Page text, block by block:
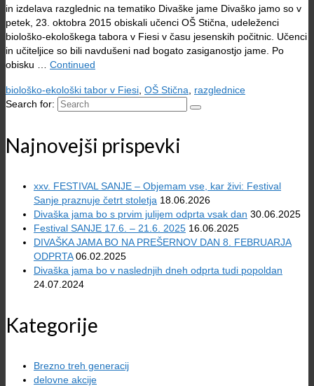
in izdelava razglednic na tematiko Divaške jame Divaško jamo so v
petek, 23. oktobra 2015 obiskali učenci OŠ Stična, udeleženci
biološko-ekološkega tabora v Fiesi v času jesenskih počitnic. Učenci
in učiteljice so bili navdušeni nad bogato zasiganostjo jame. Po
obisku … Continued
biološko-ekološki tabor v Fiesi OŠ Stična
razglednice
Search for:
Najnovejši prispevki
xxv. FESTIVAL SANJE – Objemam vse, kar živi: Festival
Sanje praznuje četrt stoletja 18.06.2026
Divaška jama bo s prvim julijem odprta vsak dan 30.06.2025
Festival SANJE 17.6. – 21.6. 2025 16.06.2025
DIVAŠKA JAMA BO NA PREŠERNOV DAN 8. FEBRUARJA
ODPRTA 06.02.2025
Divaška jama bo v naslednjih dneh odprta tudi popoldan
24.07.2024
Kategorije
Brezno treh generacij
delovne akcije